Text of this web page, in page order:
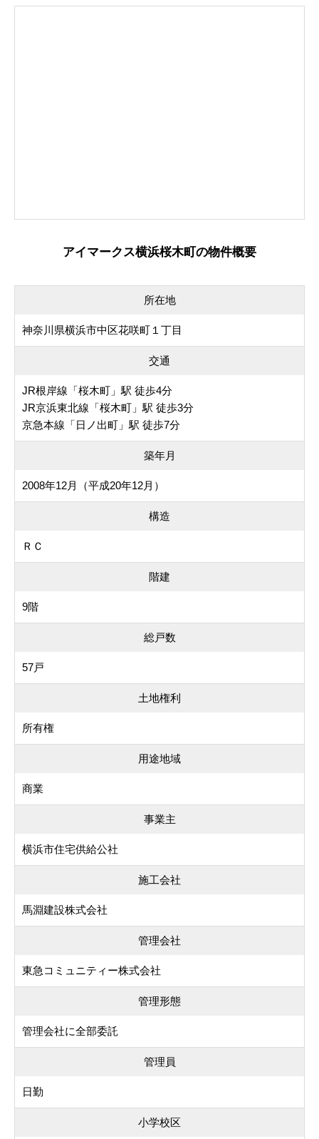
アイマークス横浜桜木町の物件概要
所在地
神奈川県横浜市中区花咲町１丁目
交通
JR根岸線「桜木町」駅 徒歩4分
JR京浜東北線「桜木町」駅 徒歩3分
京急本線「日ノ出町」駅 徒歩7分
築年月
2008年12月（平成20年12月）
構造
ＲＣ
階建
9階
総戸数
57戸
土地権利
所有権
用途地域
商業
事業主
横浜市住宅供給公社
施工会社
馬淵建設株式会社
管理会社
東急コミュニティー株式会社
管理形態
管理会社に全部委託
管理員
日勤
小学校区